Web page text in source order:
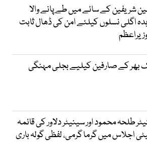
شریفین کے سائے میں طے پانے والا
اگلی نسلوں کیلئے امن کی ڈھال ثابت
بھر کے صارفین کیلیے بجلی مہنگی
طلحہ محمود اور سینیٹر دلاور کی قائمہ
اجلاس میں گرما گرمی، لفظی گولہ باری